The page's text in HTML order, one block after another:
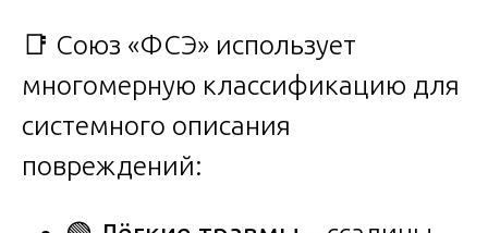
📑 Союз «ФСЭ» использует
многомерную классификацию для
системного описания
повреждений: